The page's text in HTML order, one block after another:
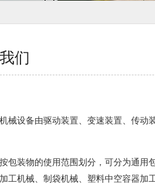
们
设备由驱动装置、变速装置、传动
装物的使用范围划分，可分为通用
机械、制袋机械、塑料中空容器加